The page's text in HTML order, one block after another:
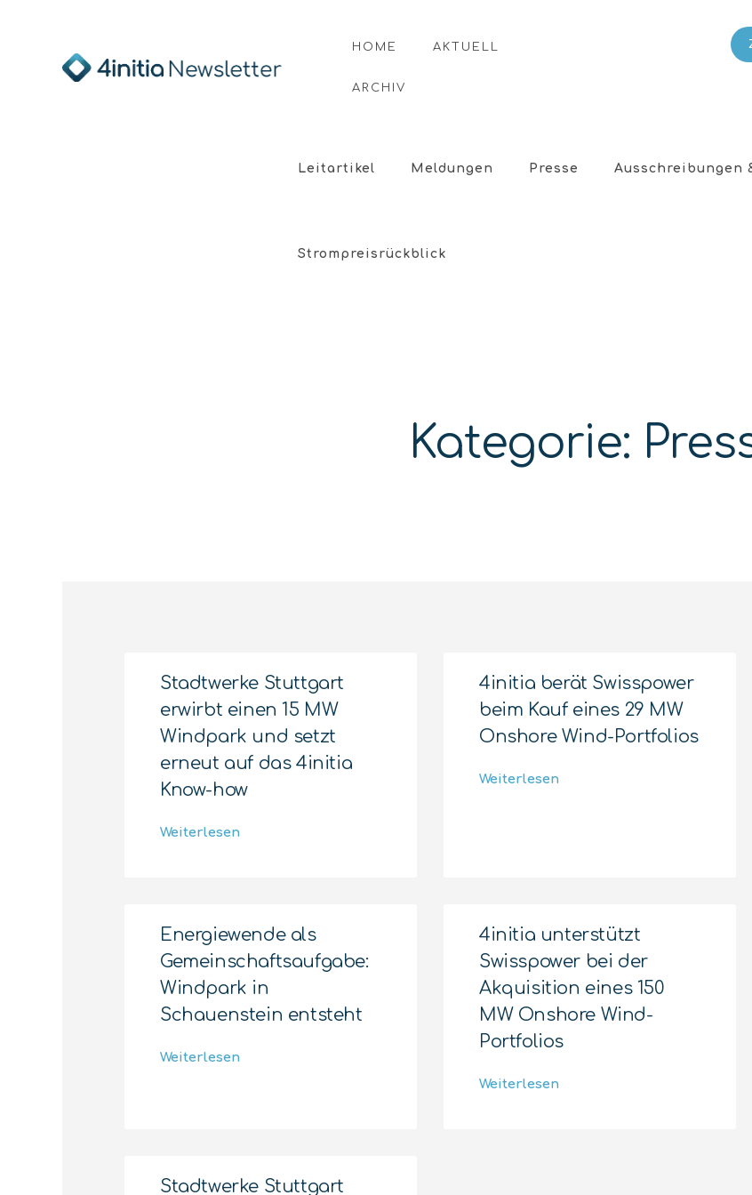
HOME AKTUELL
ARCHIV
Leitartikel Meldungen Presse Ausschreibungen
Strompreisrückblick
Kategorie:
Stadtwerke Stuttgart
erwirbt einen 15 MW
Windpark und setzt
erneut auf das 4initia
Know-how
Weiterlesen
4initia berät Swisspower
beim Kauf eines 29 MW
Onshore Wind-Portfolios
Weiterlesen
Energiewende als
Gemeinschaftsaufgabe:
Windpark in
Schauenstein entsteht
Weiterlesen
4initia unterstützt
Swisspower bei der
Akquisition eines 150
MW Onshore Wind-
Portfolios
Weiterlesen
Stadtwerke Stuttgart